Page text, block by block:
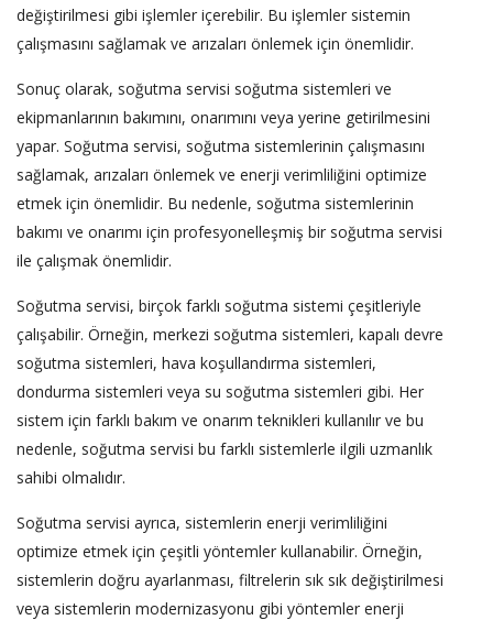
değiştirilmesi gibi işlemler içerebilir. Bu işlemler sistemin
çalışmasını sağlamak ve arızaları önlemek için önemlidir.
Sonuç olarak, soğutma servisi soğutma sistemleri ve
ekipmanlarının bakımını, onarımını veya yerine getirilmesini
yapar. Soğutma servisi, soğutma sistemlerinin çalışmasını
sağlamak, arızaları önlemek ve enerji verimliliğini optimize
etmek için önemlidir. Bu nedenle, soğutma sistemlerinin
bakımı ve onarımı için profesyonelleşmiş bir soğutma servisi
ile çalışmak önemlidir.
Soğutma servisi, birçok farklı soğutma sistemi çeşitleriyle
çalışabilir. Örneğin, merkezi soğutma sistemleri, kapalı devre
soğutma sistemleri, hava koşullandırma sistemleri,
dondurma sistemleri veya su soğutma sistemleri gibi. Her
sistem için farklı bakım ve onarım teknikleri kullanılır ve bu
nedenle, soğutma servisi bu farklı sistemlerle ilgili uzmanlık
sahibi olmalıdır.
Soğutma servisi ayrıca, sistemlerin enerji verimliliğini
optimize etmek için çeşitli yöntemler kullanabilir. Örneğin,
sistemlerin doğru ayarlanması, filtrelerin sık sık değiştirilmesi
veya sistemlerin modernizasyonu gibi yöntemler enerji